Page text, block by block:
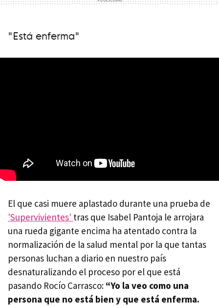
"Está enferma"
El que casi muere aplastado durante una prueba de
'Supervivientes' tras que Isabel Pantoja le arrojara
una rueda gigante encima ha atentado contra la
normalización de la salud mental por la que tantas
personas luchan a diario en nuestro país
desnaturalizando el proceso por el que está
pasando Rocío Carrasco: “Yo la veo como una
persona que no está bien y que está enferma.